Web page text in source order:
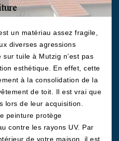
un matériau assez fragile,
diverses agressions
tuile à Mutzig n’est pas
esthétique. En effet, cette
à la consolidation de la
de toit. Il est vrai que
lors de leur acquisition.
peinture protège
contre les rayons UV. Par
de votre maison, il est